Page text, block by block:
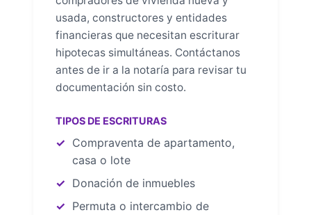
usada, constructores y entidades
financieras que necesitan escriturar
hipotecas simultáneas. Contáctanos
antes de ir a la notaría para revisar tu
documentación sin costo.
TIPOS DE ESCRITURAS
Compraventa de apartamento,
casa o lote
Donación de inmuebles
Permuta o intercambio de